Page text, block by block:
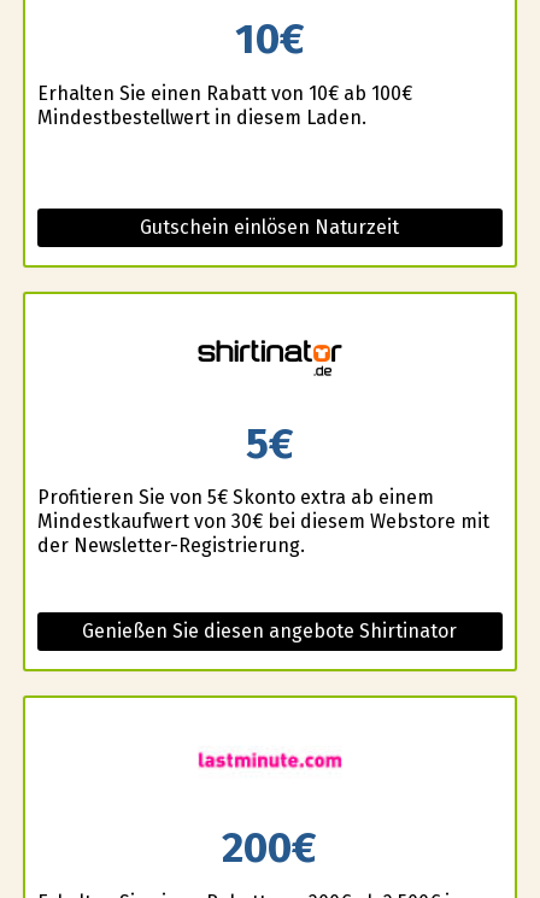
10€
Erhalten Sie einen Rabatt von 10€ ab 100€
Mindestbestellwert in diesem Laden.
Gutschein einlösen Naturzeit
5€
Profitieren Sie von 5€ Skonto extra ab einem
Mindestkaufwert von 30€ bei diesem Webstore mit
der Newsletter-Registrierung.
Genießen Sie diesen angebote Shirtinator
200€